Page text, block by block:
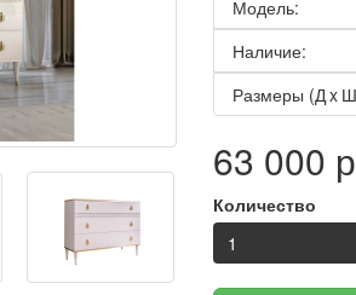
Модель:
Наличие:
Размеры (Д x
63 000
Количество